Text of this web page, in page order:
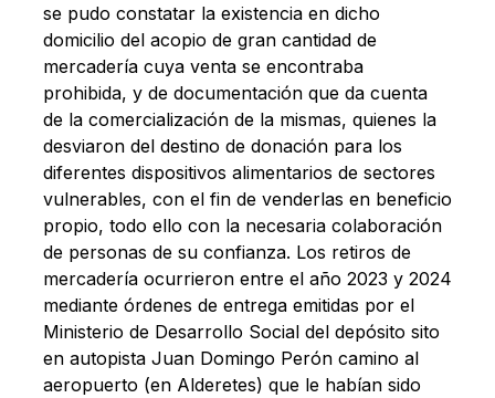
se pudo constatar la existencia en dicho
domicilio del acopio de gran cantidad de
mercadería cuya venta se encontraba
prohibida, y de documentación que da cuenta
de la comercialización de la mismas, quienes la
desviaron del destino de donación para los
diferentes dispositivos alimentarios de sectores
vulnerables, con el fin de venderlas en beneficio
propio, todo ello con la necesaria colaboración
de personas de su confianza. Los retiros de
mercadería ocurrieron entre el año 2023 y 2024
mediante órdenes de entrega emitidas por el
Ministerio de Desarrollo Social del depósito sito
en autopista Juan Domingo Perón camino al
aeropuerto (en Alderetes) que le habían sido